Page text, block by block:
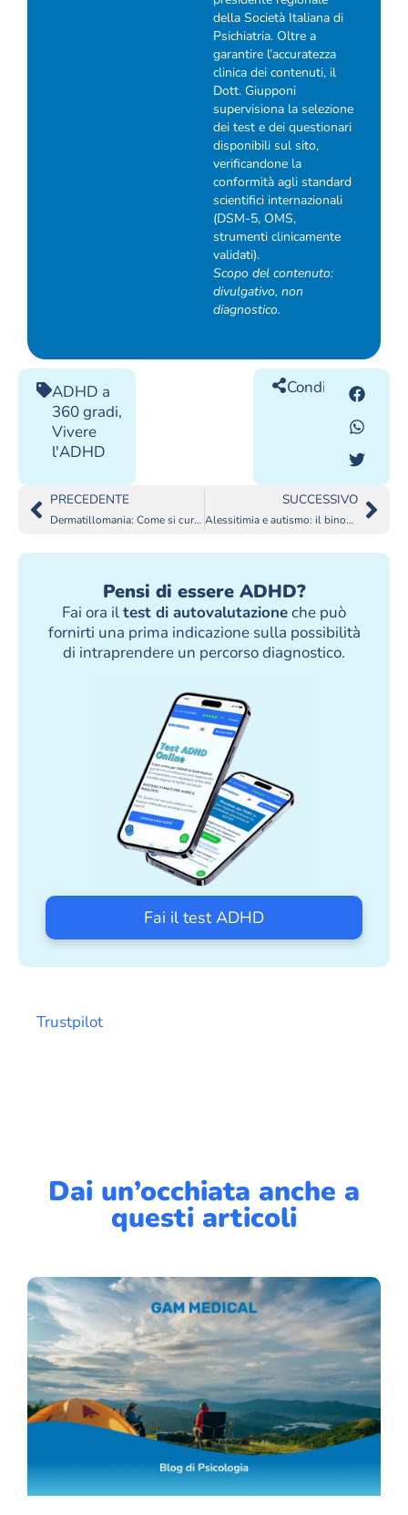
della Società Italiana di
Psichiatria. Oltre a
garantire l’accuratezza
clinica dei contenuti, il
Dott. Giupponi
supervisiona la selezione
dei test e dei questionari
disponibili sul sito,
verificandone la
conformità agli standard
scientifici internazionali
(DSM-5, OMS,
strumenti clinicamente
validati).
Scopo del contenuto:
divulgativo, non
diagnostico.
ADHD a
360 gradi,
Vivere
l'ADHD
Condividilo
PRECEDENTE
Dermatillomania: Come si cura?
SUCCESSIVO
Alessitimia e autismo: il binomio sbagliato
Pensi di essere ADHD?
Fai ora iltest di autovalutazioneche può
fornirti una prima indicazione sulla possibilità
di intraprendere un percorso diagnostico.
Fai il test ADHD
Trustpilot
Dai un’occhiata anche a
questi articoli